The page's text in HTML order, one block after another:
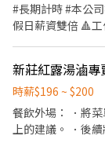
#長期計時 #本公司
假日薪資雙倍 🔺工
8~12天 ⭕假日需配合排班 工作獎金，公司聚
禮金，勞健保及勞退。 ⭕外場服務員 ．負責為顧客
位。 ．將菜單遞
負責收拾碗盤與
時薪$196 ~ $200
餐飲外場： ．將
上的建議。 ．後